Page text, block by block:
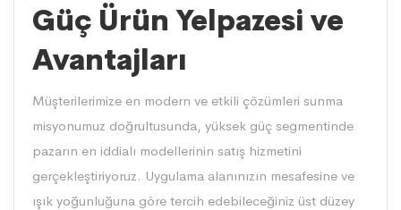
Güç Ürün Yelpazesi ve
Avantajları
Müşterilerimize en modern ve etkili çözümleri sunma
misyonumuz doğrultusunda, yüksek güç segmentinde
pazarın en iddialı modellerinin satış hizmetini
gerçekleştiriyoruz. Uygulama alanınızın mesafesine ve
ışık yoğunluğuna göre tercih edebileceğiniz üst düzey